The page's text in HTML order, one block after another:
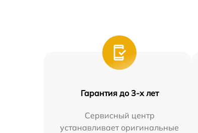
Гарантия до 3-х лет
Сервисный центр
устанавливает оригинальные